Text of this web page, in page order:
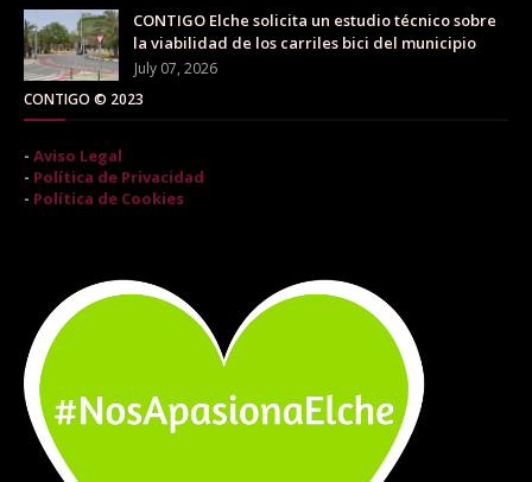
CONTIGO Elche solicita un estudio técnico sobre
la viabilidad de los carriles bici del municipio
July 07, 2026
CONTIGO © 2023
- Aviso Legal
- Política de Privacidad
- Política de Cookies